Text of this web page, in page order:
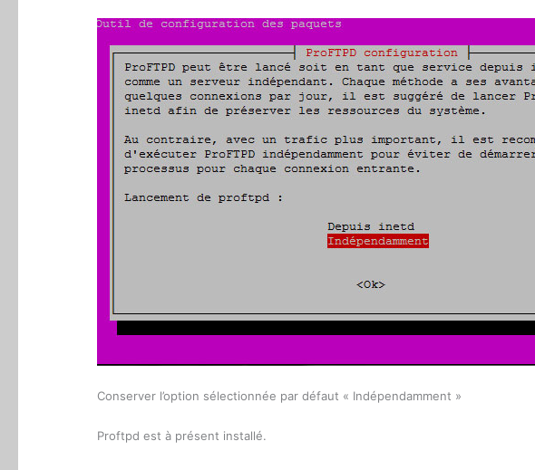
Conserver l’option sélectionnée par défaut « Indépendamment »
Proftpd est à présent installé.